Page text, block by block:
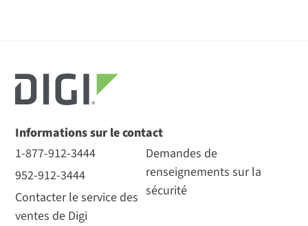
Informations sur le contact
1-877-912-3444
952-912-3444
Contacter le service des
ventes de Digi
Demandes de
renseignements sur la
sécurité